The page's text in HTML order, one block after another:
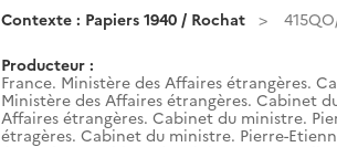
Contexte : Papiers 1940 / Rochat
Producteur :
France. Ministère des Affaires étrangères.
Ministère des Affaires étrangères. Cabinet
Affaires étrangères. Cabinet du ministre.
étragères. Cabinet du ministre. Pierre-